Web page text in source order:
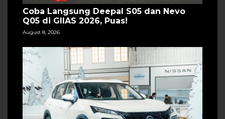
Coba Langsung Deepal S05 dan Nevo
Q05 di GIIAS 2026, Puas!
August 8, 2026